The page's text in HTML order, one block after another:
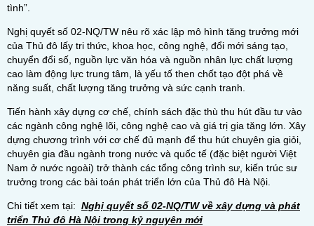
tình”.
Nghị quyết số 02-NQ/TW nêu rõ xác lập mô hình tăng trưởng mới
của Thủ đô lấy tri thức, khoa học, công nghệ, đổi mới sáng tạo,
chuyển đổi số, nguồn lực văn hóa và nguồn nhân lực chất lượng
cao làm động lực trung tâm, là yếu tố then chốt tạo đột phá về
năng suất, chất lượng tăng trưởng và sức cạnh tranh.
Tiến hành xây dựng cơ chế, chính sách đặc thù thu hút đầu tư vào
các ngành công nghệ lõi, công nghệ cao và giá trị gia tăng lớn. Xây
dựng chương trình với cơ chế đủ mạnh để thu hút chuyên gia giỏi,
chuyên gia đầu ngành trong nước và quốc tế (đặc biệt người Việt
Nam ở nước ngoài) trở thành các tổng công trình sư, kiến trúc sư
trưởng trong các bài toán phát triển lớn của Thủ đô Hà Nội.
Chi tiết xem tại: Nghị quyết số 02-NQ/TW về xây dựng và phát
triển Thủ đô Hà Nội trong kỷ nguyên mới